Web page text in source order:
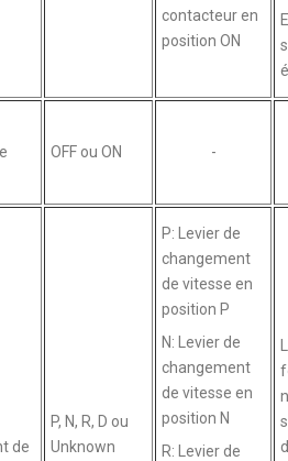
contacteur en
position ON
OFF ou ON -
de
P, N, R, D ou
Unknown
P: Levier de
changement
de vitesse en
position P
N: Levier de
changement
de vitesse en
position N
R: Levier de